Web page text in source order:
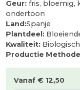
Geur: fris, bloemig,
ondertoon
Land:Spanje
Plantdeel:
Kwaliteit: Biologisch
Productie
Vanaf € 12,50